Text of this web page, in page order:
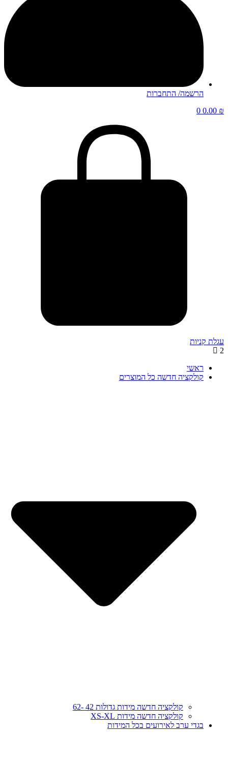
הרשמה/ התחברות
0
קניות
ראשי
קולקציה חדשה כל המוצרים
קולקציה חדשה מידות גדולות 42 -62
קולקציה חדשה מידות XS-XL
בגדי ערב לאירועים בכל המידות